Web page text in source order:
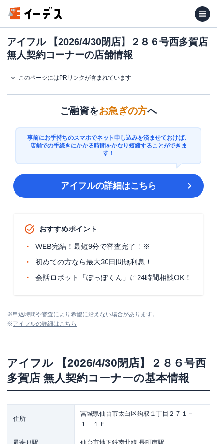
アイフル 【2026/4/30閉店】２８６号西多賀店
無人契約コーナーの店舗情報
このページにはPRリンクが含まれています
ご融資をお急ぎの方へ
事前にお手持ちのスマホでネット申し込みを済ませておけば、
店舗での手続きにかかる時間をかなり短縮することができま
す！
アイフルの詳細はこちら
おすすめポイント
WEB完結！最短9分で審査完了！※
初めての方なら最大30日間無利息！
会話ロボット「ぽっぽくん」に24時間相談OK！
※申込時間や審査により希望に沿えない場合があります。
※アイフルの詳細はこちら
アイフル
【2026/4/30閉店】２８６号西
多賀店 無人契約コーナーの基本情報
住所
宮城県仙台市太白区鈎取１丁目２７１－
１ １Ｆ
最寄り駅 仙台市地下鉄南北線 長町南駅